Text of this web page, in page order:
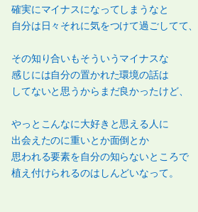
確実にマイナスになってしまうなと
自分は日々それに気をつけて過ごしてて、
その知り合いもそういうマイナスな
感じには自分の置かれた環境の話は
してないと思うからまだ良かったけど、
やっとこんなに大好きと思える人に
出会えたのに重いとか面倒とか
思われる要素を自分の知らないところで
植え付けられるのはしんどいなって。